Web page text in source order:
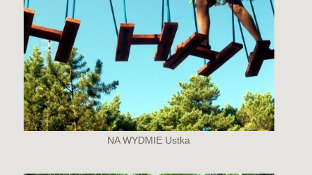
NA WYDMIE Ustka